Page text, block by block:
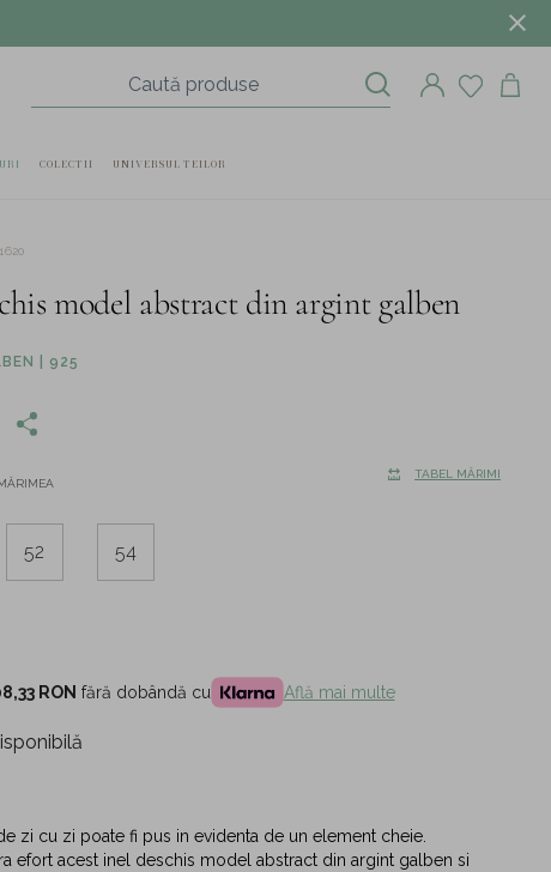
COLECTII UNIVERSUL TEILOR
model abstract din argint galben
| 925
TABEL MĂRIMI
52 54
RON fără dobândă cu Află mai multe
zi cu zi poate fi pus in evidenta de un element cheie.
efort acest inel deschis model abstract din argint galben si